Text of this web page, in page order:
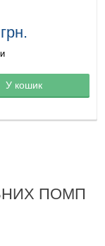
корзине
У кошик
ПОМП